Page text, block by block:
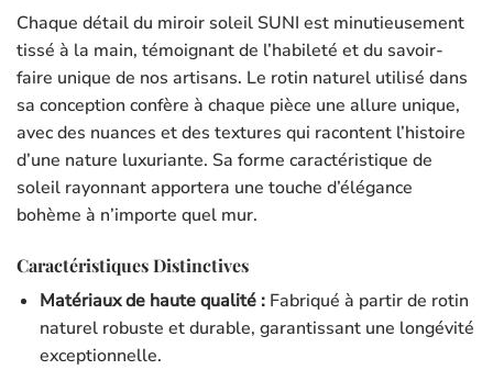
Chaque détail du miroir soleil SUNI est minutieusement
tissé à la main, témoignant de l’habileté et du savoir-
faire unique de nos artisans. Le rotin naturel utilisé dans
sa conception confère à chaque pièce une allure unique,
avec des nuances et des textures qui racontent l’histoire
d’une nature luxuriante. Sa forme caractéristique de
soleil rayonnant apportera une touche d’élégance
bohème à n’importe quel mur.
Caractéristiques Distinctives
Matériaux de haute qualité :Fabriqué à partir de rotin
naturel robuste et durable, garantissant une longévité
exceptionnelle.